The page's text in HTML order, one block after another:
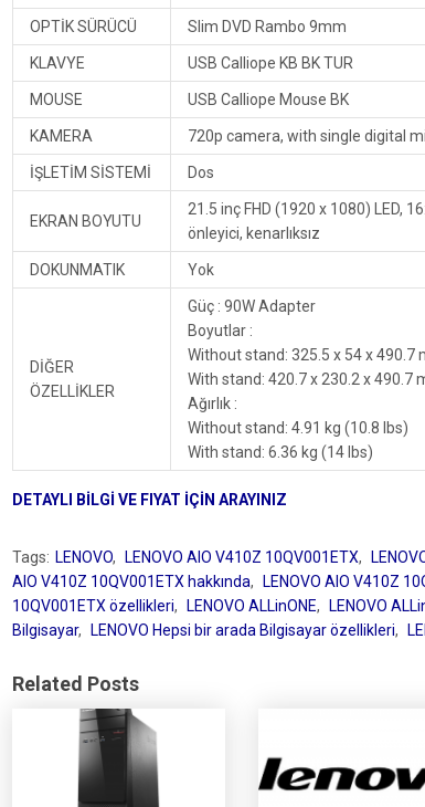
OPTİK SÜRÜCÜ Slim DVD Rambo 9mm
KLAVYE USB Calliope KB BK TUR
MOUSE USB Calliope Mouse BK
KAMERA 720p camera, with single digital
İŞLETİM SİSTEMİ Dos
EKRAN BOYUTU
21.5 inç FHD (1920 x 1080) LED,
önleyici, kenarlıksız
DOKUNMATIK Yok
DİĞER
ÖZELLİKLER
Güç : 90W Adapter
Boyutlar :
Without stand: 325.5 x 54 x 490.7
With stand: 420.7 x 230.2 x 490.7
Ağırlık :
Without stand: 4.91 kg (10.8 lbs)
With stand: 6.36 kg (14 lbs)
DETAYLI BİLGİ VE FIYAT İÇİN ARAYINIZ
Tags: LENOVO, LENOVO AIO V410Z 10QV001ETX,
AIO V410Z 10QV001ETX hakkında, LENOVO AIO V410Z
10QV001ETX özellikleri, LENOVO ALLinONE, LENOVO
Bilgisayar, LENOVO Hepsi bir arada Bilgisayar özellikleri,
Related Posts